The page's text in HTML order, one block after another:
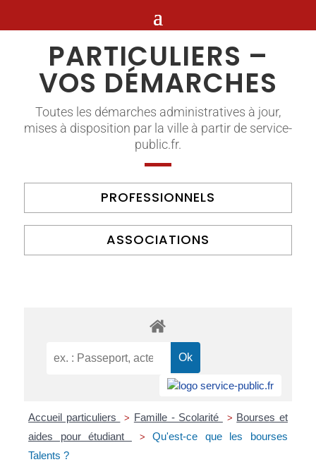
PARTICULIERS –
VOS DÉMARCHES
Toutes les démarches administratives à jour,
mises à disposition par la ville à partir de service-
public.fr.
PROFESSIONNELS
ASSOCIATIONS
Accueil particuliers > Famille - Scolarité > Bourses et
aides pour étudiant
>
Qu'est-ce que les bourses
Talents ?